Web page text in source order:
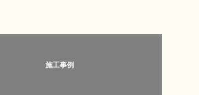
施工事例